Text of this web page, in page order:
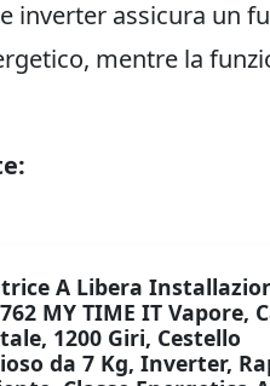
inverter assicura un
mentre la
A Libera
MY TIME IT Vapore,
1200 Giri, Cestello
da 7 Kg, Inverter,